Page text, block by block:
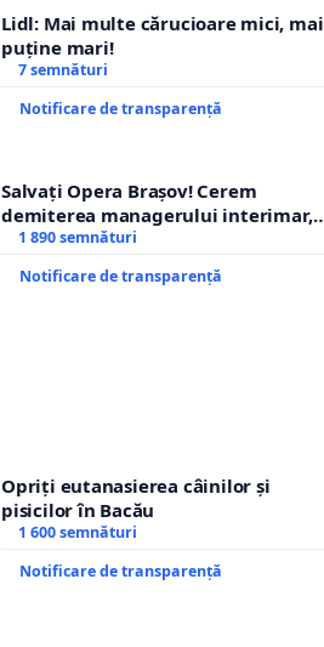
Lidl: Mai multe cărucioare mici, mai
puține mari!
7 semnături
Notificare de transparență
Salvați Opera Brașov! Cerem
demiterea managerului interimar,
Petrean Lucian-Marius!
1 890 semnături
Notificare de transparență
Opriți eutanasierea câinilor și
pisicilor în Bacău
1 600 semnături
Notificare de transparență